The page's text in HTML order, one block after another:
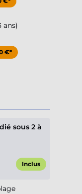
ans)
€*
sous 2 à
Inclus